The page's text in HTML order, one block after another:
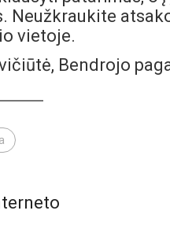
Neužkraukite
vietoje.
Bendrojo